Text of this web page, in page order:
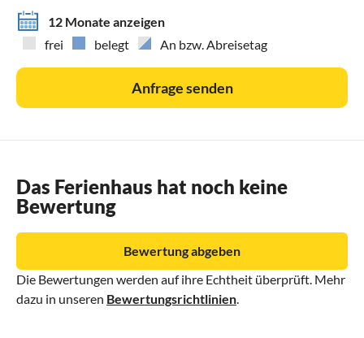
12 Monate anzeigen
frei
belegt An bzw. Abreisetag
Anfrage senden
Das Ferienhaus hat noch keine
Bewertung
Die Bewertungen werden auf ihre Echtheit überprüft. Mehr
dazu in unseren Bewertungsrichtlinien
Bewertung abgeben